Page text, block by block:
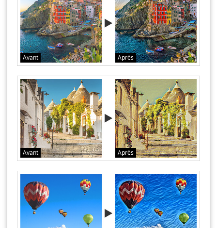
Avant Après
Avant Après